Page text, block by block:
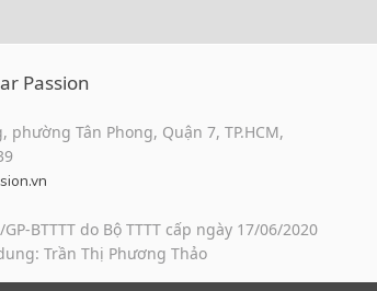
Passion
phường Tân Phong, Quận 7, TP.HCM,
BTTTT do Bộ TTTT cấp ngày 17/06/2020
Trần Thị Phương Thảo